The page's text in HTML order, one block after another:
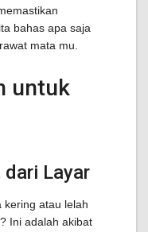
bahas apa saja
mata mu.
untuk
Layar
kering atau lelah
Ini adalah akibat